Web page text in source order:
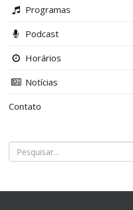
Programas
Podcast
Horários
Notícias
Contato